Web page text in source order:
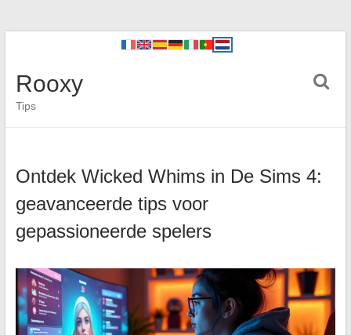
Rooxy
Tips
Ontdek Wicked Whims in De Sims 4:
geavanceerde tips voor
gepassioneerde spelers